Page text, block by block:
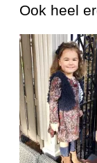
Ook heel